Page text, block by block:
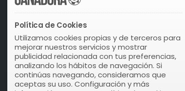
Política de Cookies
Utilizamos cookies propias y de terceros para
mejorar nuestros servicios y mostrar
publicidad relacionada con tus preferencias,
analizando los hábitos de navegación. Si
continúas navegando, consideramos que
aceptas su uso. Configuración y más